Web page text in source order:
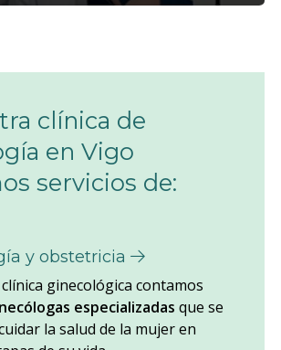
clínica de
en Vigo
servicios de:
y obstetricia
ginecológica contamos
especializadas que se
la salud de la mujer en